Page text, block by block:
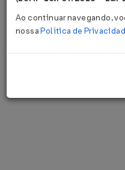
Notícias
Disponibilizamos as últimas
Ao continuar navegando,
nossaPolítica de